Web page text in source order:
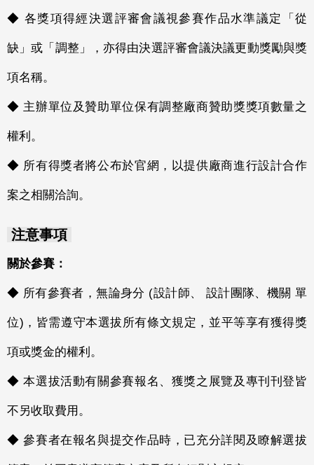
◆ 各獎項得經決選評審會議視參賽作品水準議定「從
缺」或「調整」，亦得由決選評審會議決議更動獎勵與獎
項名稱。
◆ 主辦單位及贊助單位保有調整廠商贊助獎獎項數量之
權利。
◆ 所有得獎者將公布於官網，以提供廠商進行設計合作
案之相關洽詢。
注意事項
關於參賽：
◆ 所有參賽者，無論身分 (設計師、 設計團隊、機關 單
位)，皆需遵守本選拔所有條文規定，並平等享有獲得獎
項或獎金的權利。
◆ 本選拔活動有關參賽報名、獲獎之展覽及專刊刊登皆
不另收取費用。
◆ 參賽者在報名與提交作品時，已充分詳閱及瞭解選拔